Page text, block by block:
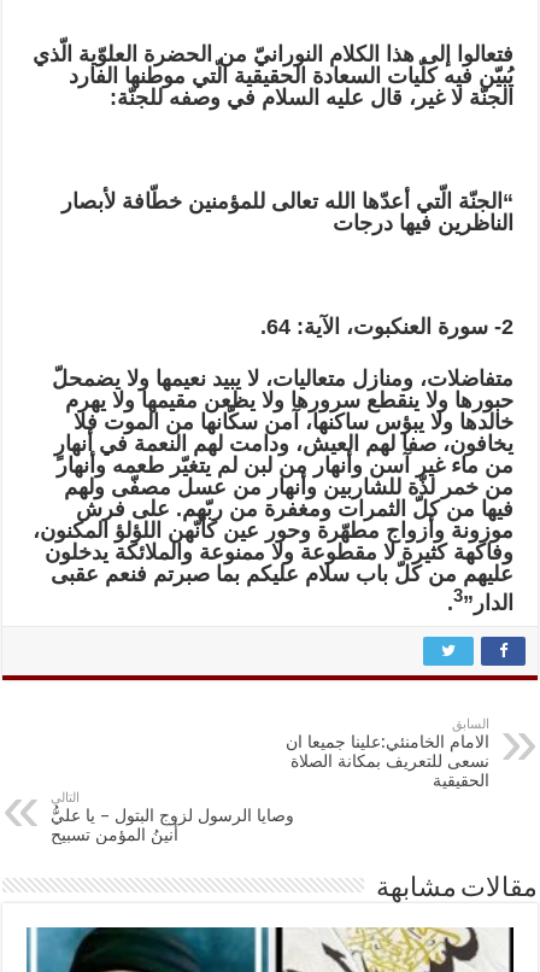
فتعالوا إلى هذا الكلام النورانيّ من الحضرة العلوّية الّذي
يُبيّن فيه كلّيات السعادة الحقيقية الّتي موطنها الفارد
الجنّة لا غير، قال عليه السلام في وصفه للجنّة:
“الجنّة الّتي أعدّها الله تعالى للمؤمنين خطّافة لأبصار
الناظرين فيها درجات
2- سورة العنكبوت، الآية: 64.
متفاضلات، ومنازل متعاليات، لا يبيد نعيمها ولا يضمحلّ
حبورها ولا ينقطع سرورها ولا يظعن مقيمها ولا يهرم
خالدها ولا يبؤس ساكنها، آمن سكّانها من الموت فلا
يخافون، صفا لهم العيش، ودامت لهم النعمة في أنهارٍ
من ماء غير آسن وأنهار من لبن لم يتغيّر طعمه وأنهار
من خمر لذّة للشاربين وأنهار من عسل مصفّى ولهم
فيها من كلّ الثمرات ومغفرة من ربّهم. على فرش
موزونة وأزواج مطهّرة وحور عين كأنّهن اللؤلؤ المكنون،
وفاكهة كثيرة لا مقطوعة ولا ممنوعة والملائكة يدخلون
عليهم من كلّ باب سلام عليكم بما صبرتم فنعم عقبى
الدار”3
.
السابق
الامام الخامنئي:علينا جميعا ان
نسعى للتعريف بمكانة الصلاة
الحقيقية
التالي
وصايا الرسول لزوج البتول – يا عليُّ
أنينُ المؤمنِ تسبيح
مقالات مشابهة